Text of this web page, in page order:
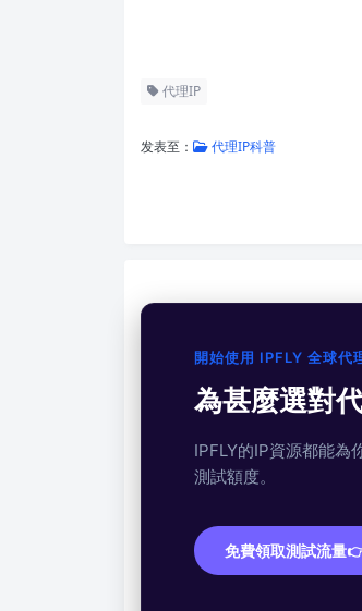
代理IP
发表至： 代理IP科普
開始使用 IPFLY 全球代
為甚麼選對
IPFLY的IP資源都能為
測試額度。
免費領取測試流量